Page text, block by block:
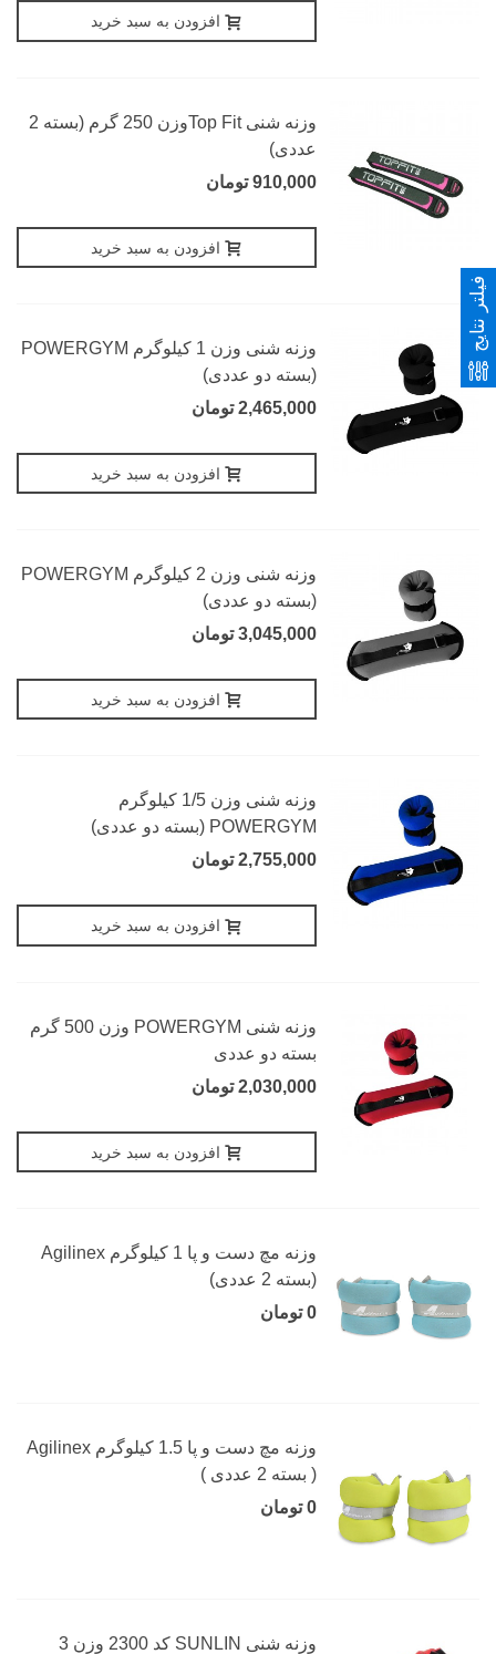
افزودن به سبد خرید
وزنه شنی Top Fitوزن 250 گرم (بسته 2
عددی)
910,000 تومان
افزودن به سبد خرید
وزنه شنی وزن 1 کیلوگرم POWERGYM
(بسته دو عددی)
2,465,000 تومان
افزودن به سبد خرید
وزنه شنی وزن 2 کیلوگرم POWERGYM
(بسته دو عددی)
3,045,000 تومان
افزودن به سبد خرید
وزنه شنی وزن 1/5 کیلوگرم
POWERGYM (بسته دو عددی)
2,755,000 تومان
افزودن به سبد خرید
وزنه شنی POWERGYM وزن 500 گرم
بسته دو عددی
2,030,000 تومان
افزودن به سبد خرید
وزنه مچ دست و پا 1 کیلوگرم Agilinex
(بسته 2 عددی)
0 تومان
وزنه مچ دست و پا 1.5 کیلوگرم Agilinex
( بسته 2 عددی )
0 تومان
وزنه شنی SUNLIN کد 2300 وزن 3
فیلتر نتایج